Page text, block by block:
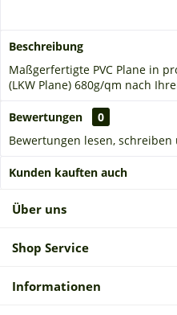
Beschreibung
Maßgerfertigte PVC Plane in
(LKW Plane) 680g/qm nach
Bewertungen
0
Bewertungen lesen,
Kunden kauften auch
Über uns
Shop Service
Informationen